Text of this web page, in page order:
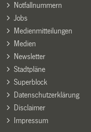
Notfallnummern
Jobs
Medienmitteilungen
Medien
Newsletter
Stadtpläne
Superblock
Datenschutzerklärung
Disclaimer
Impressum